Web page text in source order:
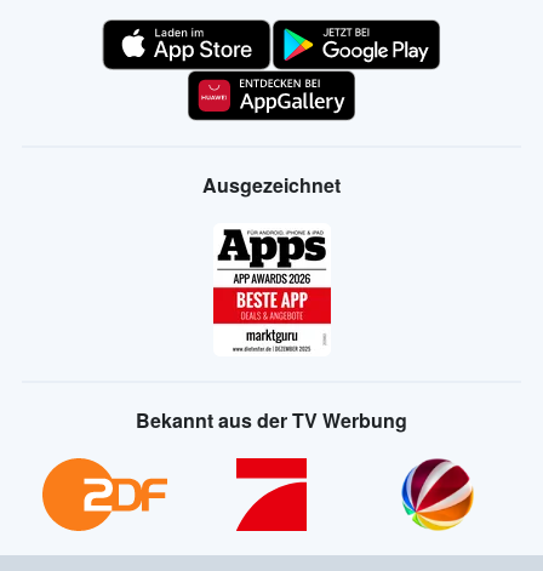
Ausgezeichnet
Bekannt aus der TV Werbung